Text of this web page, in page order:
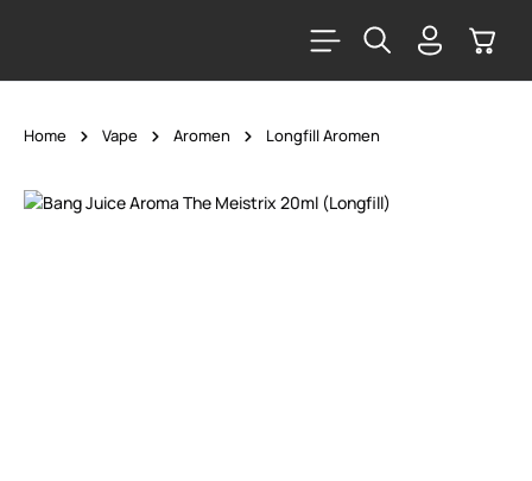
Home Vape Aromen Longfill Aromen
Bildergalerie überspringen